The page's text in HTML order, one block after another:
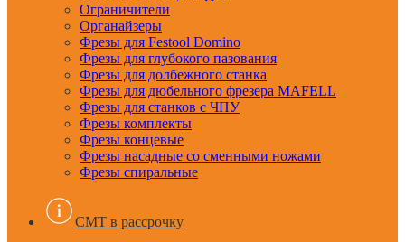
Ограничители
Органайзеры
Фрезы для Festool Domino
Фрезы для глубокого пазования
Фрезы для долбежного станка
Фрезы для дюбельного фрезера MAFELL
Фрезы для станков с ЧПУ
Фрезы комплекты
Фрезы концевые
Фрезы насадные со сменными ножами
Фрезы спиральные
CMT в рассрочку